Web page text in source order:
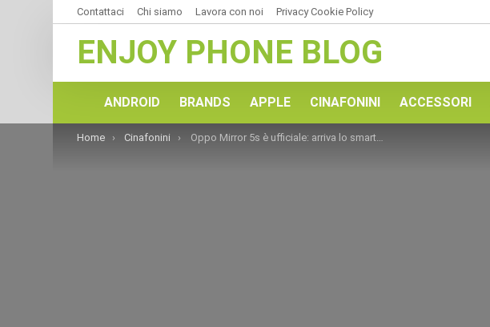
Contattaci Chi siamo Lavora con noi Privacy Cookie Policy
ENJOY PHONE BLOG
ANDROID BRANDS APPLE CINAFONINI ACCESSORI
You are here:
Home Cinafonini Oppo Mirror 5s è ufficiale: arriva lo smartphone a specchio